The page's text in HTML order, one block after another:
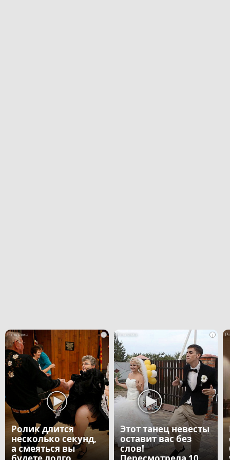
i
Ролик длится
несколько секунд,
а смеяться вы
i
Этот танец невесты
оставит вас без
слов!